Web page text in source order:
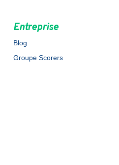
Entreprise
Blog
Groupe Scorers